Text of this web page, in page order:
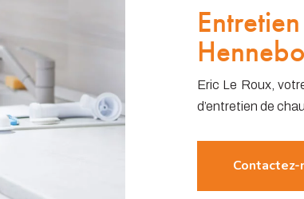
Eric Le Roux,
d’entretien de
Contactez-